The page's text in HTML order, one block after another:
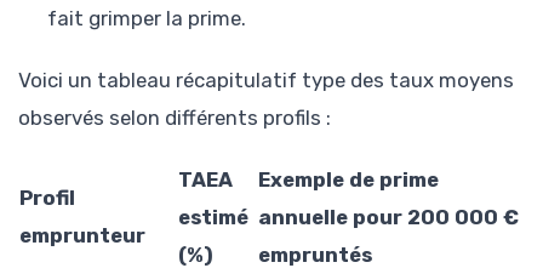
fait grimper la prime.
Voici un tableau récapitulatif type des taux moyens
observés selon différents profils :
Profil
emprunteur
TAEA
estimé
(%)
Exemple de prime
annuelle pour 200 000 €
empruntés